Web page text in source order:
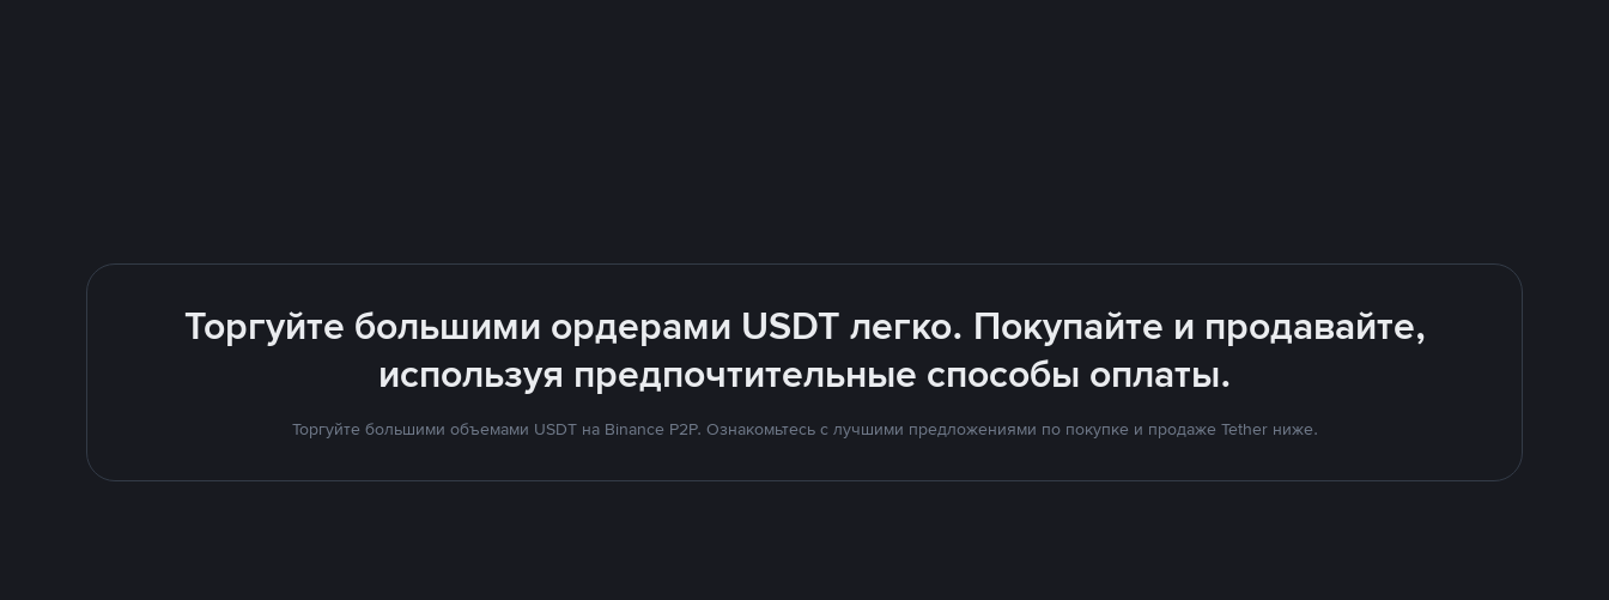
Торгуйте большими ордерами USDT легко. Покупайте и продавайте,
используя предпочтительные способы оплаты.
Торгуйте большими объемами USDT на Binance P2P. Ознакомьтесь с лучшими предложениями по покупке и продаже Tether ниже.